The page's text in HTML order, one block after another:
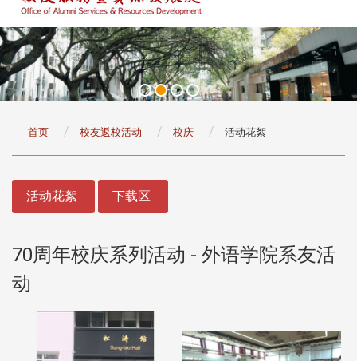
首页 校友返校活动 校庆 活动花絮
活动花絮 下载区
70周年校庆系列活动 - 外语学院系友活
动